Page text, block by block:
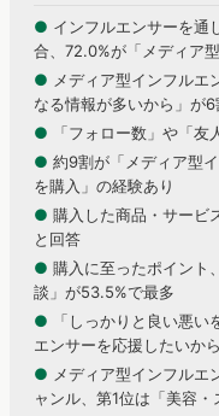
● インフルエンサーを通
合、72.0%が「メディア
● メディア型インフルエ
なる情報が多いから」が6
● 「フォロー数」や「友
● 約9割が「メディア型
を購入」の経験あり
● 購入した商品・サービ
と回答
● 購入に至ったポイント
談」が53.5%で最多
● 「しっかりと良い悪い
エンサーを応援したいか
● メディア型インフルエ
ャンル、第1位は「美容